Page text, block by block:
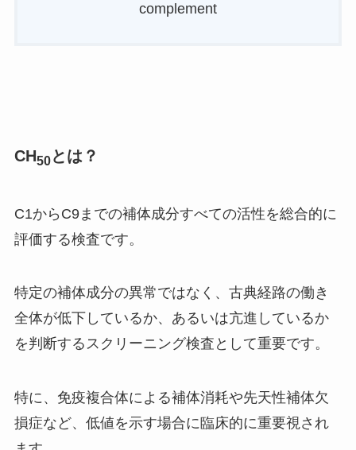
complement
CH50とは？
C1からC9までの補体成分すべての活性を総合的に
評価する検査です。
特定の補体成分の異常ではなく、古典経路の働き
全体が低下しているか、あるいは亢進しているか
を判断するスクリーニング検査として重要です。
特に、免疫複合体による補体消耗や先天性補体欠
損症など、低値を示す場合に臨床的に重要視され